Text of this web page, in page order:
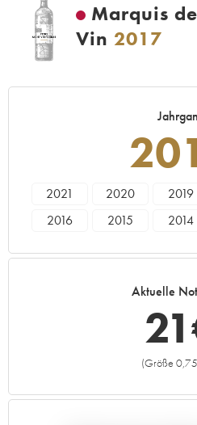
Marquis
Vin 2017
2021 2020 2019
2016
2015 2014
1990 1989
Aktuelle
21
(Größe